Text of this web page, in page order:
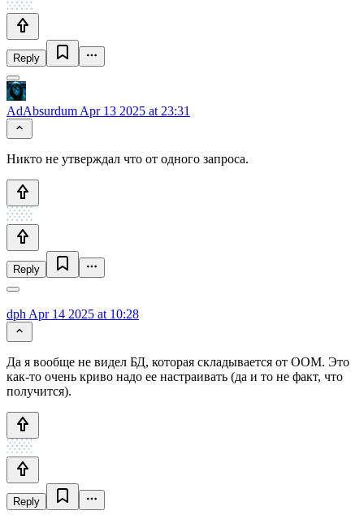
Reply
AdAbsurdum Apr 13 2025 at 23:31
Никто не утверждал что от одного запроса.
Reply
dph Apr 14 2025 at 10:28
Да я вообще не видел БД, которая складывается от OOM. Это
как-то очень криво надо ее настраивать (да и то не факт, что
получится).
Reply